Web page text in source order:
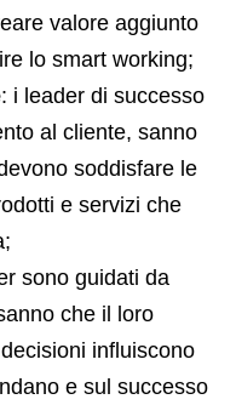
valore aggiunto
lo smart working;
: i leader di successo
al cliente, sanno
soddisfare le
e servizi che
sono guidati da
che il loro
influiscono
e sul successo